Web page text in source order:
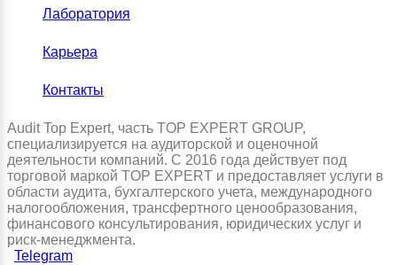
Лаборатория
Карьера
Контакты
Audit Top Expert, часть TOP EXPERT GROUP,
специализируется на аудиторской и оценочной
деятельности компаний. С 2016 года действует под
торговой маркой TOP EXPERT и предоставляет услуги в
области аудита, бухгалтерского учета, международного
налогообложения, трансфертного ценообразования,
финансового консультирования, юридических услуг и
риск-менеджмента.
Telegram